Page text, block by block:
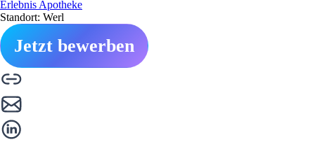
Erlebnis Apotheke
Standort: Werl
Jetzt bewerben